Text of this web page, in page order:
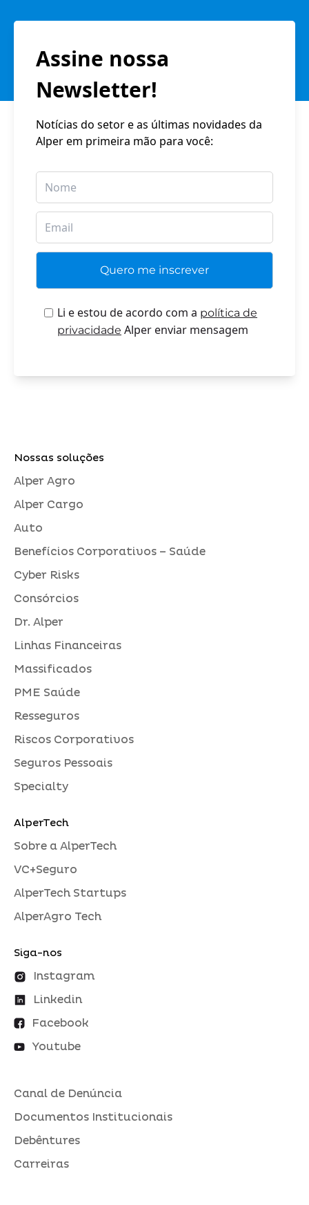
Assine nossa
Newsletter!
Notícias do setor e as últimas novidades da
Alper em primeira mão para você:
Li e estou de acordo com a política de
privacidade Alper enviar mensagem
Nossas soluções
Alper Agro
Alper Cargo
Auto
Benefícios Corporativos – Saúde
Cyber Risks
Consórcios
Dr. Alper
Linhas Financeiras
Massificados
PME Saúde
Resseguros
Riscos Corporativos
Seguros Pessoais
Specialty
AlperTech
Sobre a AlperTech
VC+Seguro
AlperTech Startups
AlperAgro Tech
Siga-nos
Instagram
Linkedin
Facebook
Youtube
Canal de Denúncia
Documentos Institucionais
Debêntures
Carreiras